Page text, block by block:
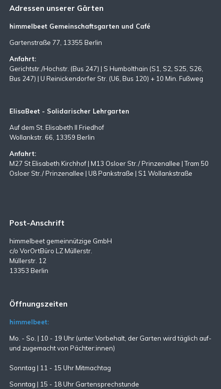
Adressen unserer Gärten
himmelbeet Gemeinschaftsgarten und Café
Gartenstraße 77, 13355 Berlin
Anfahrt:
Gerichtstr./Hochstr. (Bus 247) | S Humbolthain (S1, S2, S25, S26,
Bus 247) | U Reinickendorfer Str. (U6, Bus 120) + 10 Min. Fußweg
ElisaBeet - Solidarischer Lehrgarten
Auf dem St. Elisabeth II Friedhof
Wollankstr. 66, 13359 Berlin
Anfahrt:
M27 St Elisabeth Kirchhof | M13 Osloer Str./ Prinzenallee | Tram 50
Osloer Str./ Prinzenallee | U8 Pankstraße | S1 Wollankstraße
Post-Anschrift
himmelbeet gemeinnützige GmbH
c/o VorOrtBüro LZ Müllerstr.
Müllerstr. 12
13353 Berlin
Öffnungszeiten
himmelbeet:
Mo. - So. | 10 - 19 Uhr (unter Vorbehalt, der Garten wird täglich auf-
und zugemachtvon Pächter:innen)
Sonntag | 11 - 15 Uhr Mitmachtag
Sonntag | 15 - 18 Uhr Gartensprechstunde